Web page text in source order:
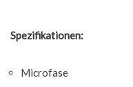
Spezifikationen:
Microfase